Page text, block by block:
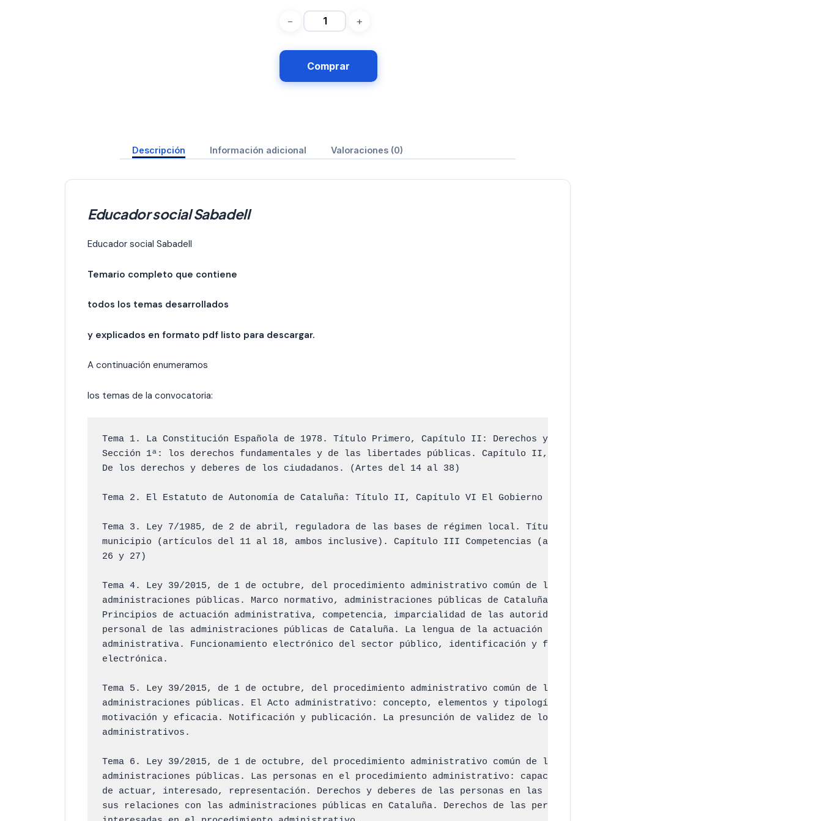
Comprar
Descripción Información adicional Valoraciones (0)
Educador social Sabadell
Educador social Sabadell
Temario completo que contiene
todos los temas desarrollados
y explicados en formato pdf listo para descargar.
A continuación enumeramos
los temas de la convocatoria:
Tema 1. La Constitución Española de 1978. Título Primero, Capítulo II: Derechos y libertades.
Sección 1ª: los derechos fundamentales y de las libertades públicas. Capítulo II, Sección 2ª:
De los derechos y deberes de los ciudadanos. (Artes del 14 al 38)
Tema 2. El Estatuto de Autonomía de Cataluña: Título II, Capítulo VI El Gobierno Local.
Tema 3. Ley 7/1985, de 2 de abril, reguladora de las bases de régimen local. Título II el
municipio (artículos del 11 al 18, ambos inclusive). Capítulo III Competencias (artículos 25,
26 y 27)
Tema 4. Ley 39/2015, de 1 de octubre, del procedimiento administrativo común de las
administraciones públicas. Marco normativo, administraciones públicas de Cataluña.
Principios de actuación administrativa, competencia, imparcialidad de las autoridades y el
personal de las administraciones públicas de Cataluña. La lengua de la actuación
administrativa. Funcionamiento electrónico del sector público, identificación y firma
electrónica.
Tema 5. Ley 39/2015, de 1 de octubre, del procedimiento administrativo común de las
administraciones públicas. El Acto administrativo: concepto, elementos y tipología. forma,
motivación y eficacia. Notificación y publicación. La presunción de validez de los actos
administrativos.
Tema 6. Ley 39/2015, de 1 de octubre, del procedimiento administrativo común de las
administraciones públicas. Las personas en el procedimiento administrativo: capacidad
de actuar, interesado, representación. Derechos y deberes de las personas en las
sus relaciones con las administraciones públicas en Cataluña. Derechos de las personas